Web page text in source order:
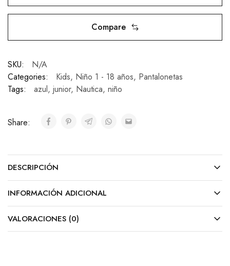
Compare
SKU:
N/A
Categories:
Kids, Niño 1 - 18 años, Pantalonetas
Tags:
azul, junior, Nautica, niño
Share:
DESCRIPCIÓN
INFORMACIÓN ADICIONAL
VALORACIONES (0)